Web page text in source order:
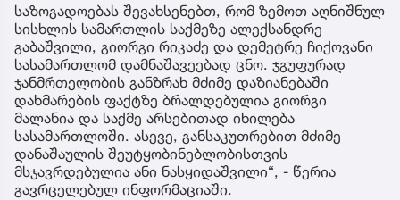
საზოგადოებას შევახსენებთ, რომ ზემოთ აღნიშნულ
სისხლის სამართლის საქმეზე ალექსანდრე
გაბაშვილი, გიორგი რიკაძე და დემეტრე ჩიქოვანი
სასამართლომ დამნაშავეებად ცნო. ჯგუფურად
ჯანმრთელობის განზრახ მძიმე დაზიანებაში
დახმარების ფაქტზე ბრალდებულია გიორგი
მალანია და საქმე არსებითად იხილება
სასამართლოში. ასევე, განსაკუთრებით მძიმე
დანაშაულის შეუტყობინებლობისთვის
მსჯავრდებულია ანი ნასყიდაშვილი“, - წერია
გავრცელებულ ინფორმაციაში.